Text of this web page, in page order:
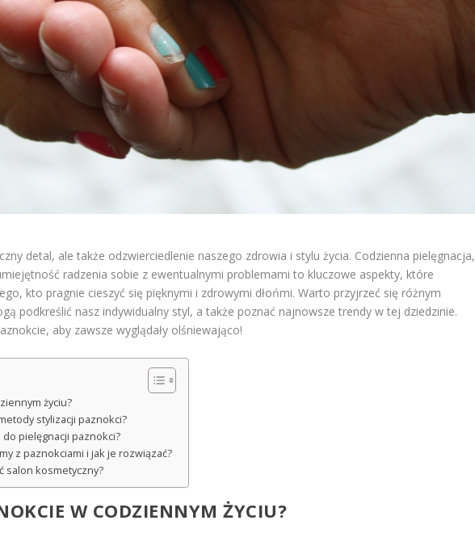
detal, ale także odzwierciedlenie naszego zdrowia i stylu życia. Codzienna pielęgnacja,
radzenia sobie z ewentualnymi problemami to kluczowe aspekty, które
kto pragnie cieszyć się pięknymi i zdrowymi dłońmi. Warto przyjrzeć się różnym
podkreślić nasz indywidualny styl, a także poznać najnowsze trendy w tej dziedzinie.
aby zawsze wyglądały olśniewająco!
życiu?
stylizacji paznokci?
pielęgnacji paznokci?
z paznokciami i jak je rozwiązać?
salon kosmetyczny?
W CODZIENNYM ŻYCIU?